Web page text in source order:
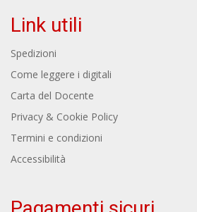
Link utili
Spedizioni
Come leggere i digitali
Carta del Docente
Privacy & Cookie Policy
Termini e condizioni
Accessibilità